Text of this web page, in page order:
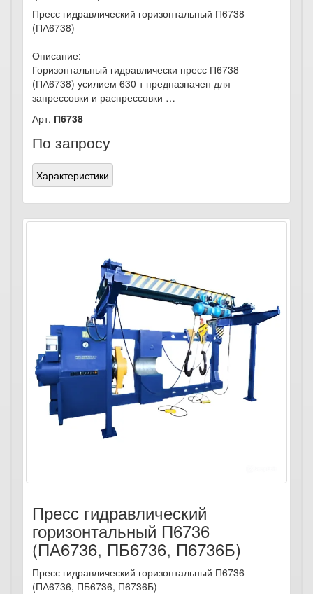
Пресс гидравлический горизонтальный П6738
(ПА6738)
Описание:
Горизонтальный гидравлически пресс П6738
(ПА6738) усилием 630 т предназначен для
запрессовки и распрессовки …
Арт. П6738
По запросу
Характеристики
Пресс гидравлический
горизонтальный П6736
(ПА6736, ПБ6736, П6736Б)
Пресс гидравлический горизонтальный П6736
(ПА6736, ПБ6736, П6736Б)